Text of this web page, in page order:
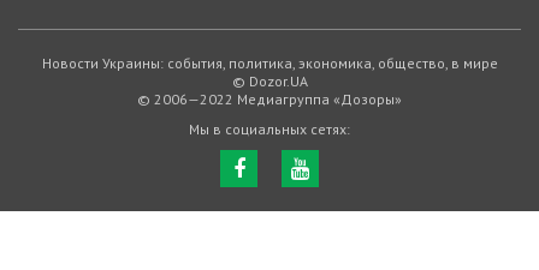
Новости Украины: события, политика, экономика, общество, в мире
© Dozor.UA
© 2006—2022 Медиагруппа «Дозоры»
Мы в социальных сетях: